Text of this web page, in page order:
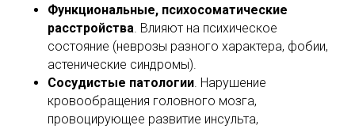
Функциональные, психосоматические
расстройства. Влияют на психическое
состояние (неврозы разного характера, фобии,
астенические синдромы).
Сосудистые патологии. Нарушение
кровообращения головного мозга,
провоцирующее развитие инсульта,